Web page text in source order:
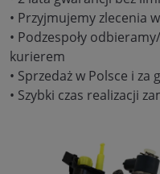
• Przyjmujemy zlecenia
• Podzespoły
kurierem
• Sprzedaż w Polsce i za
• Szybki czas realizacji